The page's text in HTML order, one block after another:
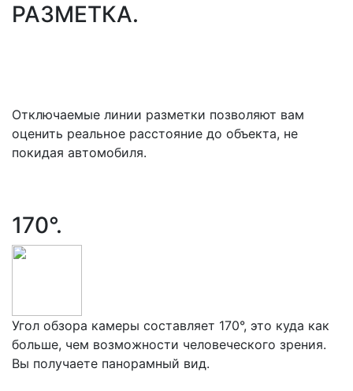
РАЗМЕТКА.
Отключаемые линии разметки позволяют вам
оценить реальное расстояние до объекта, не
покидая автомобиля.
170°.
Угол обзора камеры составляет 170°, это куда как
больше, чем возможности человеческого зрения.
Вы получаете панорамный вид.